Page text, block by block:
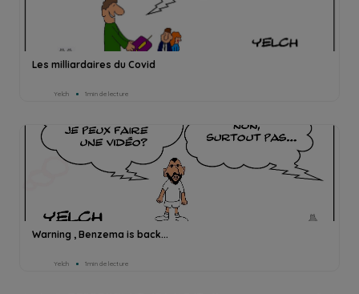
Les milliardaires du Covid
Yelch 1min de lecture
Warning , Benzema is back...
Yelch 1min de lecture